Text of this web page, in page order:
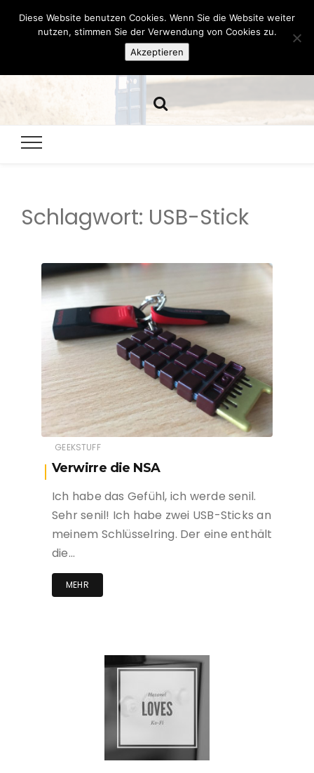
Hazamelistan
Schlagwort: USB-Stick
GEEKSTUFF
Verwirre die NSA
Ich habe das Gefühl, ich werde senil.
Sehr senil! Ich habe zwei USB-Sticks an
meinem Schlüsselring. Der eine enthält
die…
MEHR
Diese Website benutzen Cookies. Wenn Sie die Website weiter
nutzen, stimmen Sie der Verwendung von Cookies zu.
Akzeptieren